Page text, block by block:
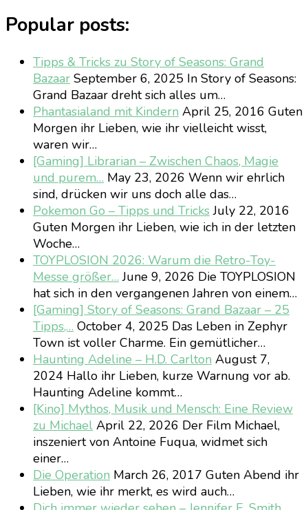
Popular posts:
Tipps & Tricks zu Story of Seasons: Grand
Bazaar September 6, 2025 In Story of Seasons:
Grand Bazaar dreht sich alles um…
Phantasialand mit Kindern April 25, 2016 Guten
Morgen ihr Lieben, wie ihr vielleicht wisst,
waren wir…
[Gaming] Librarian – Zwischen Chaos, Magie
und purem… May 23, 2026 Wenn wir ehrlich
sind, drücken wir uns doch alle das…
Pokemon Go – Tipps und TricksJuly 22, 2016
Guten Morgen ihr Lieben, wie ich in der letzten
Woche…
TOYPLOSION 2026: Warum die Retro-Toy-
Messe größer… June 9, 2026 Die TOYPLOSION
hat sich in den vergangenen Jahren von einem…
[Gaming] Story of Seasons: Grand Bazaar – 25
Tipps,… October 4, 2025 Das Leben in Zephyr
Town ist voller Charme. Ein gemütlicher…
Haunting Adeline – H.D. Carlton August 7,
2024 Hallo ihr Lieben, kurze Warnung vor ab.
Haunting Adeline kommt…
[Kino] Mythos, Musik und Mensch: Eine Review
zu Michael April 22, 2026 Der Film Michael,
inszeniert von Antoine Fuqua, widmet sich
einer…
Die Operation March 26, 2017 Guten Abend ihr
Lieben, wie ihr merkt, es wird auch…